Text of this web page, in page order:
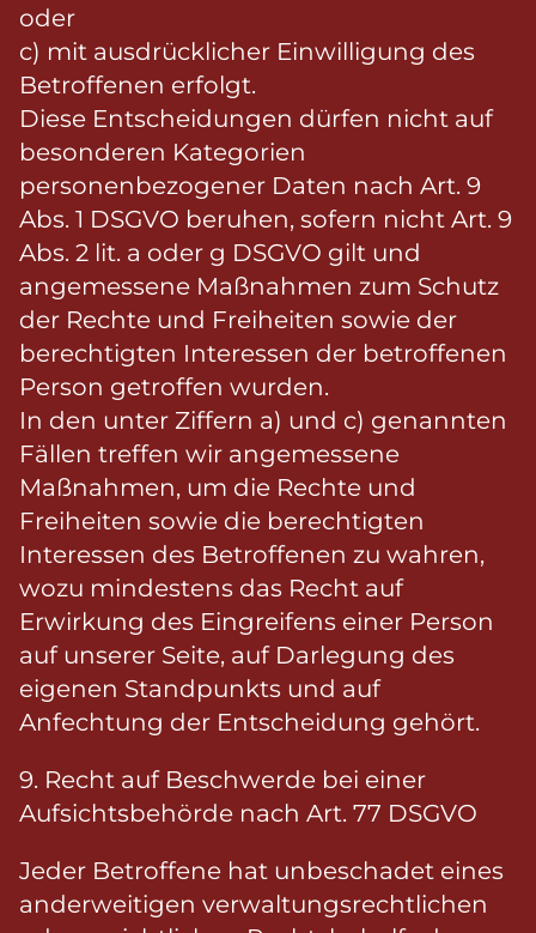
oder
c) mit ausdrücklicher Einwilligung des
Betroffenen erfolgt.
Diese Entscheidungen dürfen nicht auf
besonderen Kategorien
personenbezogener Daten nach Art. 9
Abs. 1 DSGVO beruhen, sofern nicht Art. 9
Abs. 2 lit. a oder g DSGVO gilt und
angemessene Maßnahmen zum Schutz
der Rechte und Freiheiten sowie der
berechtigten Interessen der betroffenen
Person getroffen wurden.
In den unter Ziffern a) und c) genannten
Fällen treffen wir angemessene
Maßnahmen, um die Rechte und
Freiheiten sowie die berechtigten
Interessen des Betroffenen zu wahren,
wozu mindestens das Recht auf
Erwirkung des Eingreifens einer Person
auf unserer Seite, auf Darlegung des
eigenen Standpunkts und auf
Anfechtung der Entscheidung gehört.
9. Recht auf Beschwerde bei einer
Aufsichtsbehörde nach Art. 77 DSGVO
Jeder Betroffene hat unbeschadet eines
anderweitigen verwaltungsrechtlichen